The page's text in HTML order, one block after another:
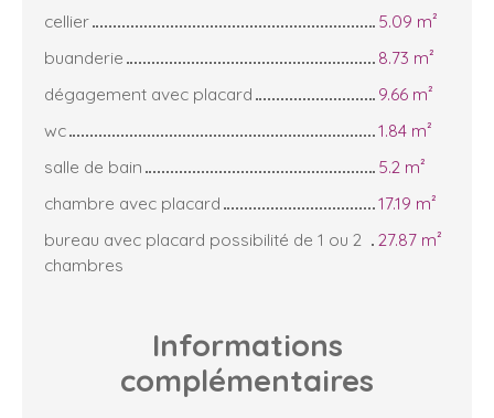
cellier
5.09 m²
buanderie
8.73 m²
dégagement avec placard
9.66 m²
wc
1.84 m²
salle de bain
5.2 m²
chambre avec placard
17.19 m²
bureau avec placard possibilité de 1 ou 2
chambres
27.87 m²
Informations
complémentaires